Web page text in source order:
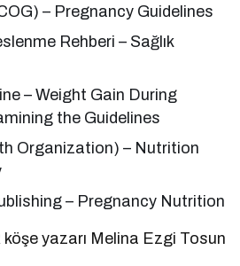
– Pregnancy Guidelines
Rehberi – Sağlık
– Weight Gain During
the Guidelines
Organization) – Nutrition
– Pregnancy Nutrition
yazarı Melina Ezgi Tosun